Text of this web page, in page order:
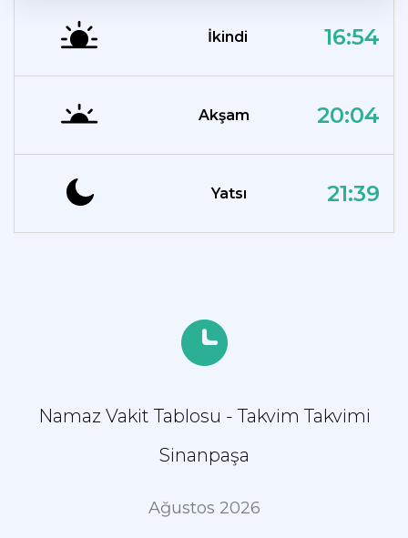
İkindi 16:54
Akşam 20:04
Yatsı 21:39
Namaz Vakit Tablosu - Takvim Takvimi
Sinanpaşa
Ağustos 2026